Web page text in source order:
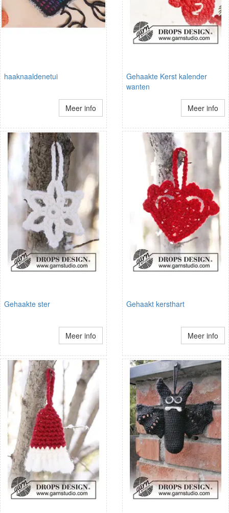
haaknaaldenetui
Meer info
Gehaakte Kerst kalender
wanten
Meer info
Gehaakte ster
Meer info
Gehaakt kersthart
Meer info